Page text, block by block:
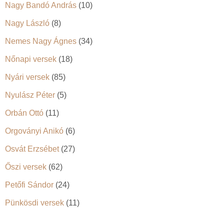
Nagy Bandó András (10)
Nagy László (8)
Nemes Nagy Ágnes (34)
Nőnapi versek (18)
Nyári versek (85)
Nyulász Péter (5)
Orbán Ottó (11)
Orgoványi Anikó (6)
Osvát Erzsébet(27)
Őszi versek (62)
Petőfi Sándor (24)
Pünkösdi versek (11)